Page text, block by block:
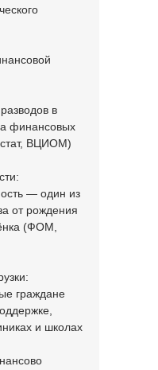
в
финансовых
ВЦИОМ)
— один из
от рождения
(ФОМ,
граждане
и школах